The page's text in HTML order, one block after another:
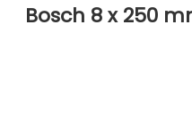
Bosch 8 x 250